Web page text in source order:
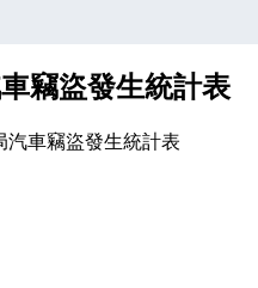
竊盜發生統計表
汽車竊盜發生統計表